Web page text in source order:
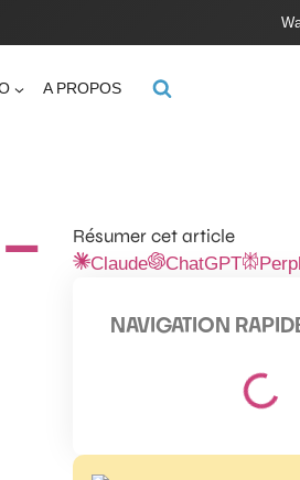
A PROPOS
Résumer cet article
Claude ChatGPT
NAVIGATION